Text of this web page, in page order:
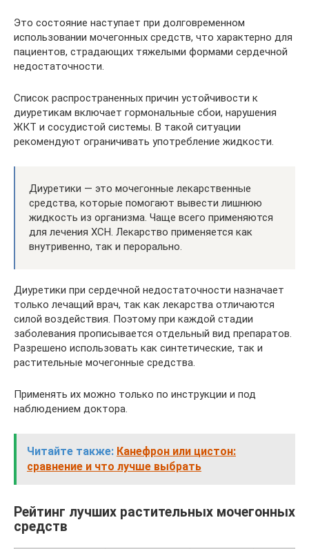
Это состояние наступает при долговременном
использовании мочегонных средств, что характерно для
пациентов, страдающих тяжелыми формами сердечной
недостаточности.
Список распространенных причин устойчивости к
диуретикам включает гормональные сбои, нарушения
ЖКТ и сосудистой системы. В такой ситуации
рекомендуют ограничивать употребление жидкости.
Диуретики — это мочегонные лекарственные
средства, которые помогают вывести лишнюю
жидкость из организма. Чаще всего применяются
для лечения ХСН. Лекарство применяется как
внутривенно, так и перорально.
Диуретики при сердечной недостаточности назначает
только лечащий врач, так как лекарства отличаются
силой воздействия. Поэтому при каждой стадии
заболевания прописывается отдельный вид препаратов.
Разрешено использовать как синтетические, так и
растительные мочегонные средства.
Применять их можно только по инструкции и под
наблюдением доктора.
Читайте также: Канефрон или цистон:
сравнение и что лучше выбрать
Рейтинг лучших растительных мочегонных
средств